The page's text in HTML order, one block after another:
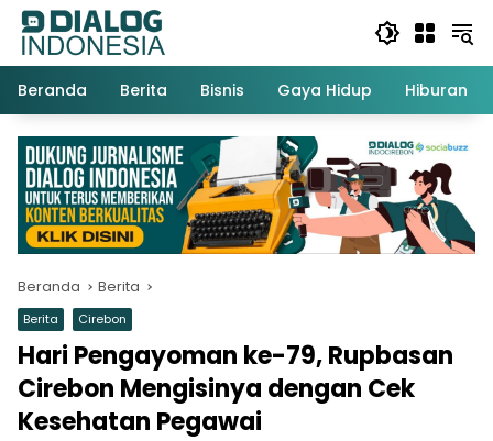
Langsung
konten
Beranda
Berita Bisnis Gaya Hidup Hiburan
Beranda Berita
Berita Cirebon
Hari Pengayoman ke-79, Rupbasan
Cirebon Mengisinya dengan Cek
Kesehatan Pegawai